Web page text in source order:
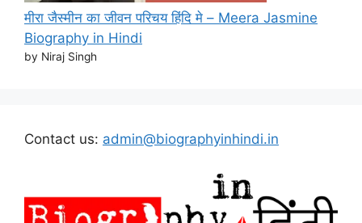
मीरा जैस्मीन का जीवन परिचय हिंदि मे – Meera Jasmine
Biography in Hindi
by Niraj Singh
Contact us: admin@biographyinhindi.in